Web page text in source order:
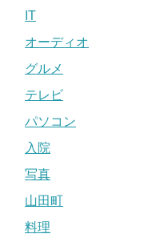
IT
オーディオ
グルメ
テレビ
パソコン
入院
写真
山田町
料理